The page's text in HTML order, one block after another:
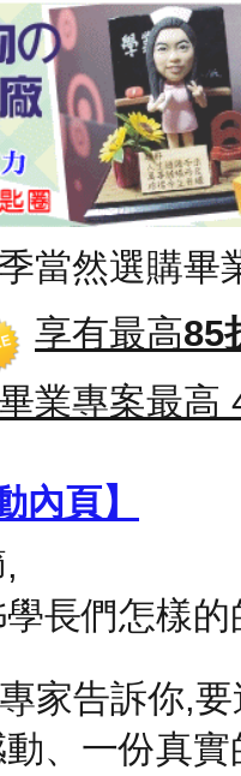
季當然選購
享有最高85
業專案最高
內頁】
長們怎樣
告訴你,要
、一份真